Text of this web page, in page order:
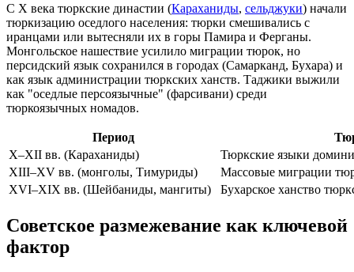
С X века тюркские династии (Караханиды, сельджуки) начали
тюркизацию оседлого населения: тюрки смешивались с
иранцами или вытесняли их в горы Памира и Ферганы.
Монгольское нашествие усилило миграции тюрок, но
персидский язык сохранился в городах (Самарканд, Бухара) и
как язык администрации тюркских ханств. Таджики выжили
как "оседлые персоязычные" (фарсивани) среди
тюркоязычных номадов.
Период
X–XII вв. (Караханиды)
Тюркские языки
XIII–XV вв. (монголы, Тимуриды)
Массовые миграции
XVI–XIX вв. (Шейбаниды, мангиты)
Бухарское ханство
Советское размежевание как ключевой
фактор